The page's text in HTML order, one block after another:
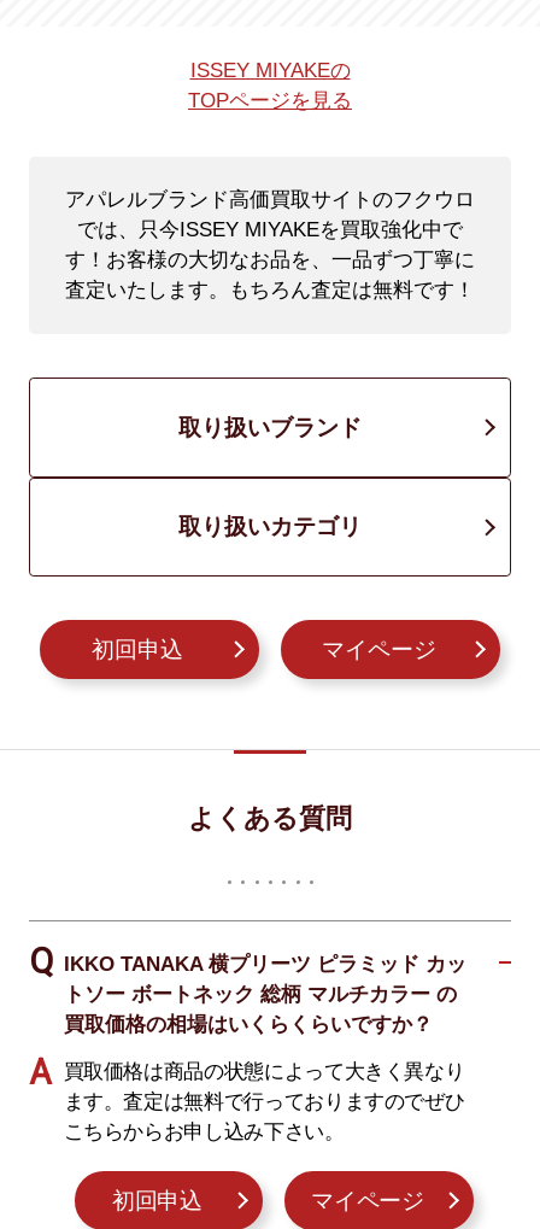
ISSEY MIYAKEの
TOPページを見る
アパレルブランド高価買取サイトのフクウロ
では、只今ISSEY MIYAKEを買取強化中で
す！ お客様の大切なお品を、一品ずつ丁寧に
査定いたします。もちろん査定は無料です！
取り扱いブランド
取り扱いカテゴリ
初回申込 マイページ
よくある質問
IKKO TANAKA 横プリーツ ピラミッド カッ
トソー ボートネック 総柄 マルチカラー の
買取価格の相場はいくらくらいですか？
買取価格は商品の状態によって大きく異なり
ます。査定は無料で行っておりますのでぜひ
こちらからお申し込み下さい。
初回申込 マイページ